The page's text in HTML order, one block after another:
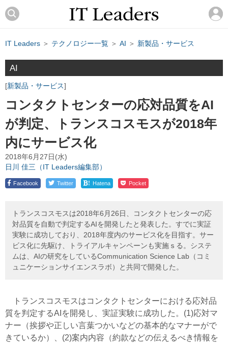
IT Leaders ＞ テクノロジー一覧 ＞ AI ＞ 新製品・サービス
AI
新製品・サービス
コンタクトセンターの応対品質をAI
が判定、トランスコスモスが2018年
内にサービス化
2018年6月27日(水)
日川 佳三（IT Leaders編集部）
Facebook Twitter ! Hatena Pocket
トランスコスモスは2018年6月26日、コンタクトセンターの応
対品質を自動で判定するAIを開発したと発表した。すでに実証
実験に成功しており、2018年度内のサービス化を目指す。サー
ビス化に先駆け、トライアルキャンペーンも実施ｓる。システ
ムは、AIの研究をしているCommunication Science Lab（コミ
ュニケーションサイエンスラボ）と共同で開発した。
トランスコスモスはコンタクトセンターにおける応対品
質を判定するAIを開発し、実証実験に成功した。(1)応対マ
ナー（挨拶や正しい言葉つかいなどの基本的なマナーがで
きているか）、(2)案内内容（約款などの伝えるべき情報を